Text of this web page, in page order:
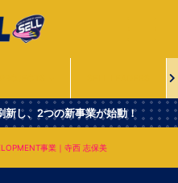
し、2つの新事業が始動！
事業｜寺西 志保美